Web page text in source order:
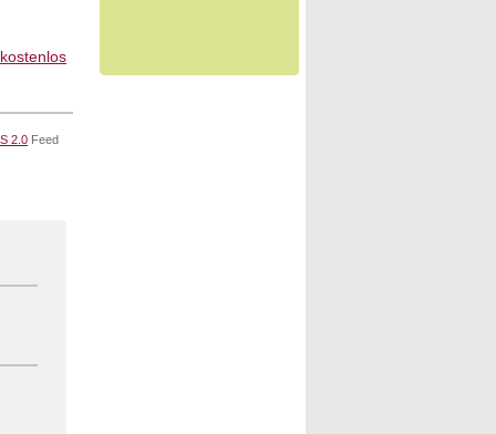
2.0 Feed